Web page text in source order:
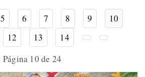
5 6 7 8 9
10
12 13
14
Página 10 de 24